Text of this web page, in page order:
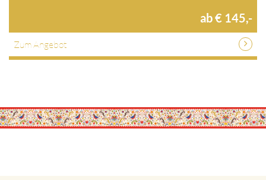
ab € 145,-
Zum Angebot